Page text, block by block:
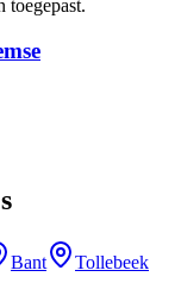
toegepast.
Bant
Tollebeek